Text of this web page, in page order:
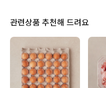
관련상품 추천해 드려요